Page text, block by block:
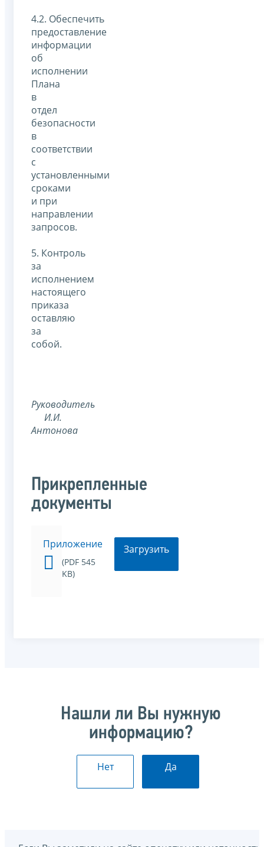
4.2. Обеспечить
предоставление
информации
об
исполнении
Плана
в
отдел
безопасности
в
соответствии
с
установленными
сроками
и при
направлении
запросов.
5. Контроль
за
исполнением
настоящего
приказа
оставляю
за
собой.
Руководитель
И.И.
Антонова
Прикрепленные
документы
Приложение
(PDF 545
KB)
Загрузить
Нашли ли Вы нужную
информацию?
Нет Да